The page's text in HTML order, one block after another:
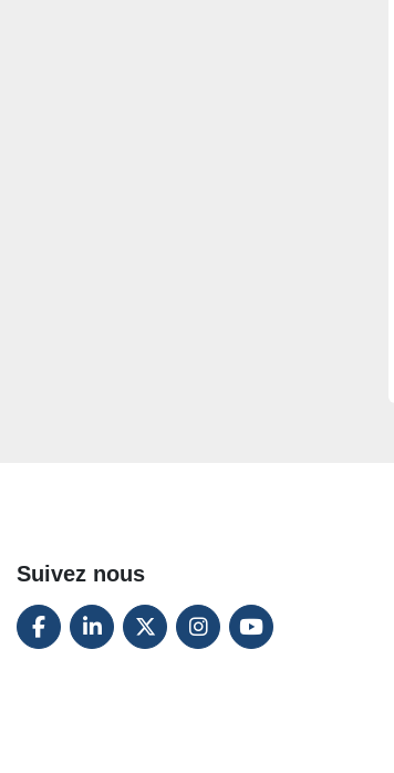
Suivez nous
FACEBOOK
LINKEDINTWITTERINSTAGRAM
YOUTUBE